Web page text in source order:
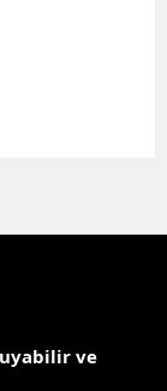
ve